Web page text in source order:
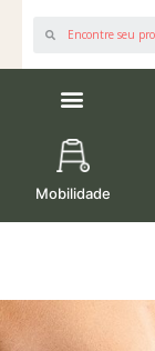
Mobilidade